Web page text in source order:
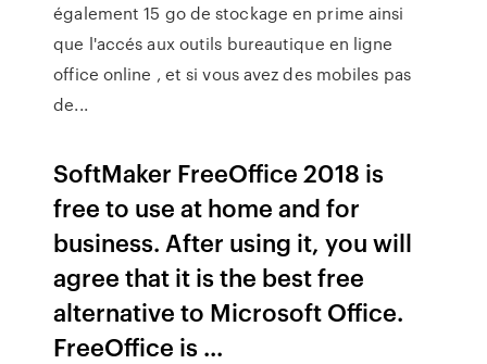
également 15 go de stockage en prime ainsi
que l'accés aux outils bureautique en ligne
office online , et si vous avez des mobiles pas
de...
SoftMaker FreeOffice 2018 is
free to use at home and for
business. After using it, you will
agree that it is the best free
alternative to Microsoft Office.
FreeOffice is ...